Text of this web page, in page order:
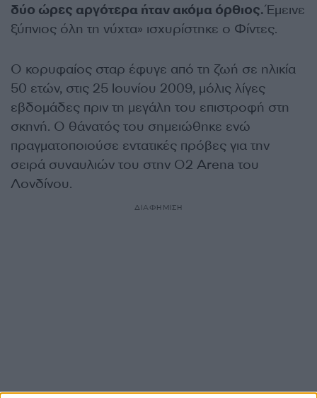
δύο ώρες αργότερα ήταν ακόμα όρθιος.Έμεινε
ξύπνιος όλη τη νύχτα» ισχυρίστηκε ο Φίντες.
Ο κορυφαίος σταρ έφυγε από τη ζωή σε ηλικία
50 ετών, στις 25 Ιουνίου 2009, μόλις λίγες
εβδομάδες πριν τη μεγάλη του επιστροφή στη
σκηνή. Ο θάνατός του σημειώθηκε ενώ
πραγματοποιούσε εντατικές πρόβες για την
σειρά συναυλιών του στην O2 Arena του
Λονδίνου.
ΔΙΑΦΗΜΙΣΗ